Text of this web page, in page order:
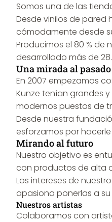
Somos una de las
Desde vinilos de pared
cómodamente desde
Producimos el 80 %
desarrollado más de
Una mirada al pasado
En 2007 empezamos
Kunze tenían grandes
modernos puestos de
Desde nuestra
esforzamos por
Mirando al futuro
Nuestro objetivo es
con productos de alta
Los intereses de
apasiona ponerlas a
Nuestros artistas
Colaboramos con